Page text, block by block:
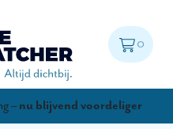
0
–nu blijvend voordeliger